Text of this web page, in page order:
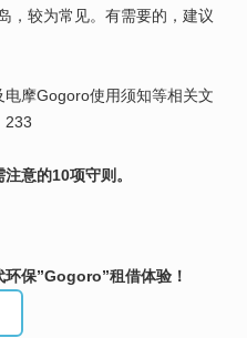
，较为常见。有需要的，建议
摩Gogoro使用须知等相关文
233
意的10项守则。
保”Gogoro”租借体验！